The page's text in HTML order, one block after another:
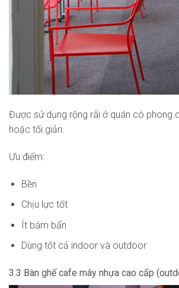
Được sử dụng rộng rãi ở quán có phong
hoặc tối giản.
Ưu điểm:
Bền
Chịu lực tốt
Ít bám bẩn
Dùng tốt cả indoor và outdoor
3.3 Bàn ghế cafe mây nhựa cao cấp